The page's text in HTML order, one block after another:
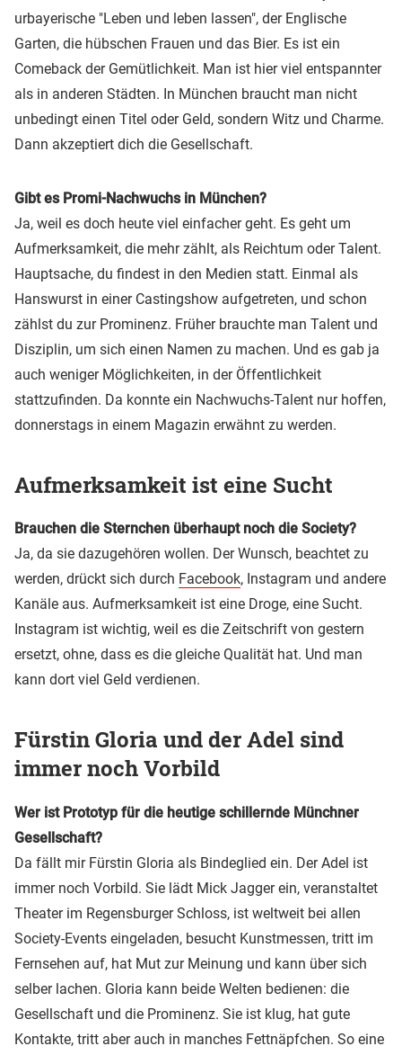
urbayerische "Leben und leben lassen", der Englische
Garten, die hübschen Frauen und das Bier. Es ist ein
Comeback der Gemütlichkeit. Man ist hier viel entspannter
als in anderen Städten. In München braucht man nicht
unbedingt einen Titel oder Geld, sondern Witz und Charme.
Dann akzeptiert dich die Gesellschaft.
Gibt es Promi-Nachwuchs in München?
Ja, weil es doch heute viel einfacher geht. Es geht um
Aufmerksamkeit, die mehr zählt, als Reichtum oder Talent.
Hauptsache, du findest in den Medien statt. Einmal als
Hanswurst in einer Castingshow aufgetreten, und schon
zählst du zur Prominenz. Früher brauchte man Talent und
Disziplin, um sich einen Namen zu machen. Und es gab ja
auch weniger Möglichkeiten, in der Öffentlichkeit
stattzufinden. Da konnte ein Nachwuchs-Talent nur hoffen,
donnerstags in einem Magazin erwähnt zu werden.
Aufmerksamkeit ist eine Sucht
Brauchen die Sternchen überhaupt noch die Society?
Ja, da sie dazugehören wollen. Der Wunsch, beachtet zu
werden, drückt sich durch Facebook, Instagram und andere
Kanäle aus. Aufmerksamkeit ist eine Droge, eine Sucht.
Instagram ist wichtig, weil es die Zeitschrift von gestern
ersetzt, ohne, dass es die gleiche Qualität hat. Und man
kann dort viel Geld verdienen.
Fürstin Gloria und der Adel sind
immer noch Vorbild
Wer ist Prototyp für die heutige schillernde Münchner
Gesellschaft?
Da fällt mir Fürstin Gloria als Bindeglied ein. Der Adel ist
immer noch Vorbild. Sie lädt Mick Jagger ein, veranstaltet
Theater im Regensburger Schloss, ist weltweit bei allen
Society-Events eingeladen, besucht Kunstmessen, tritt im
Fernsehen auf, hat Mut zur Meinung und kann über sich
selber lachen. Gloria kann beide Welten bedienen: die
Gesellschaft und die Prominenz. Sie ist klug, hat gute
Kontakte, tritt aber auch in manches Fettnäpfchen. So eine